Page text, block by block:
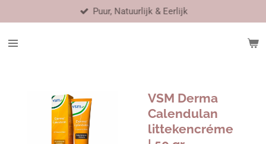
direct
naar
Puur, Natuurlijk & Eerlijk
VSM Derma
Calendulan
littekencréme